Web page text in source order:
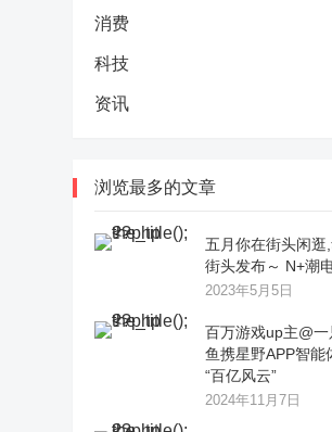
消费
科技
资讯
浏览最多的文章
五月你在街头闲逛
街头发布～ N+潮
2023年5月5日
百万游戏up主@一
鱼携星野APP智能
“百亿风云”
2024年11月7日